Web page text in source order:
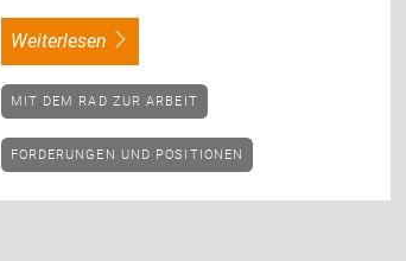
weiterlesen
MIT DEM RAD ZUR ARBEIT
FORDERUNGEN UND POSITIONEN